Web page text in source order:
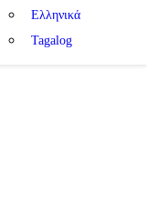
Ελληνικά
Tagalog